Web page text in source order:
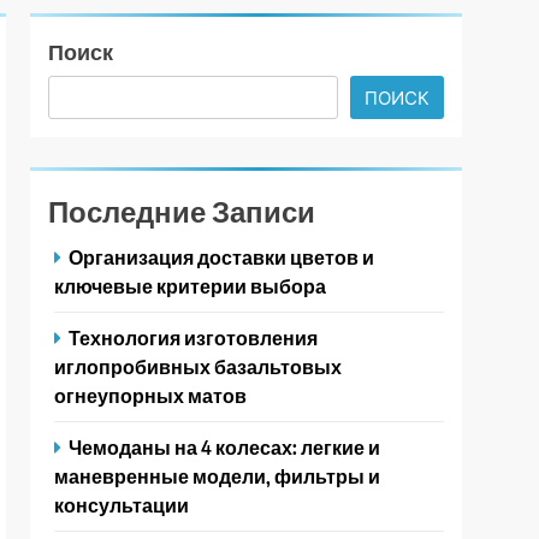
Поиск
ПОИСК
Последние Записи
Организация доставки цветов и
ключевые критерии выбора
Технология изготовления
иглопробивных базальтовых
огнеупорных матов
Чемоданы на 4 колесах: легкие и
маневренные модели, фильтры и
консультации